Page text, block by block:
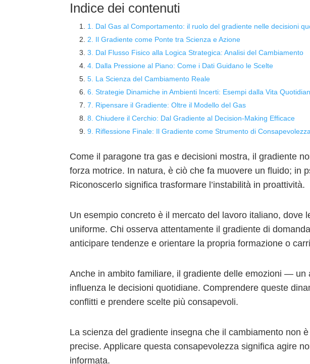
Indice dei contenuti
1. Dal Gas al Comportamento: il ruolo del gradiente nelle decisioni
2. Il Gradiente come Ponte tra Scienza e Azione
3. Dal Flusso Fisico alla Logica Strategica: Analisi del Cambiamento
4. Dalla Pressione al Piano: Come i Dati Guidano le Scelte
5. La Scienza del Cambiamento Reale
6. Strategie Dinamiche in Ambienti Incerti: Esempi dalla Vita
7. Ripensare il Gradiente: Oltre il Modello del Gas
8. Chiudere il Cerchio: Dal Gradiente al Decision-Making Efficace
9. Riflessione Finale: Il Gradiente come Strumento di
Come il paragone tra gas e decisioni mostra, il gradiente
forza motrice. In natura, è ciò che fa muovere un fluido; in
Riconoscerlo significa trasformare l’instabilità in proattività.
Un esempio concreto è il mercato del lavoro italiano, dove
uniforme. Chi osserva attentamente il gradiente di
anticipare tendenze e orientare la propria formazione o
Anche in ambito familiare, il gradiente delle emozioni —
influenza le decisioni quotidiane. Comprendere queste
conflitti e prendere scelte più consapevoli.
La scienza del gradiente insegna che il cambiamento non
precise. Applicare questa consapevolezza significa agire
informata.